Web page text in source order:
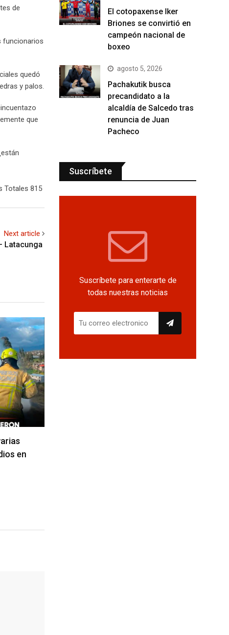
de
funcionarios
quedó
y palos.
que
Totales 815
Next article
Latacunga
en
El cotopaxense Iker
Briones se convirtió en
campeón nacional de
boxeo
agosto 5, 2026
Pachakutik busca
precandidato a la
alcaldía de Salcedo tras
renuncia de Juan
Pacheco
Suscríbete
Suscríbete para enterarte de
todas nuestras noticias